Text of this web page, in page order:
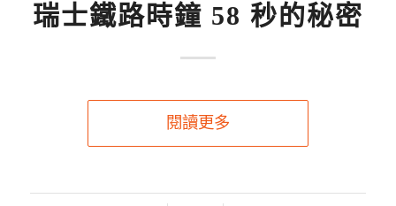
瑞士鐵路時鐘 58 秒的秘密
閱讀更多